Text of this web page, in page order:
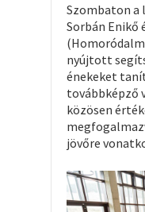
Szombaton a
Sorbán Enikő
nyújtott
énekeket
továbbképző
közösen
jövőre